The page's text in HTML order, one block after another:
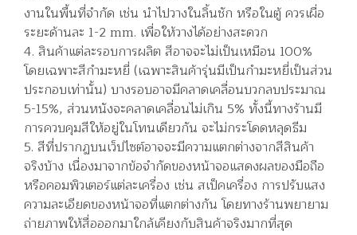
งานในพื้นที่จำกัด เช่น นำไปวางในลิ้นชัก หรือในตู้ ควรเผื่อ
ระยะด้านละ 1-2 mm. เพื่อให้วางได้อย่างสะดวก
4. สินค้าแต่ละรอบการผลิต สีอาจจะไม่เป็นเหมือน 100%
โดยเฉพาะสีกำมะหยี่ (เฉพาะสินค้ารุ่นมีเป็นกำมะหยี่เป็นส่วน
ประกอบเท่านั้น) บางรอบอาจมีคลาดเคลื่อนบวกลบประมาณ
5-15%, ส่วนหนังจะคลาดเคลื่อนไม่เกิน 5% ทั้งนี้ทางร้านมี
การควบคุมสีให้อยู่ในโทนเดียวกัน จะไม่กระโดดหลุดธีม
5. สีที่ปรากฏบนเว็ปไซต์อาจจะมีความแตกต่างจากสีสินค้า
จริงบ้าง เนื่องมาจากข้อจำกัดของหน้าจอแสดงผลของมือถือ
หรือคอมพิวเตอร์แต่ละเครื่อง เช่น สเป็คเครื่อง การปรับแสง
ความละเอียดของหน้าจอที่แตกต่างกัน โดยทางร้านพยายาม
ถ่ายภาพให้สื่อออกมาใกล้เคียงกับสินค้าจริงมากที่สุด